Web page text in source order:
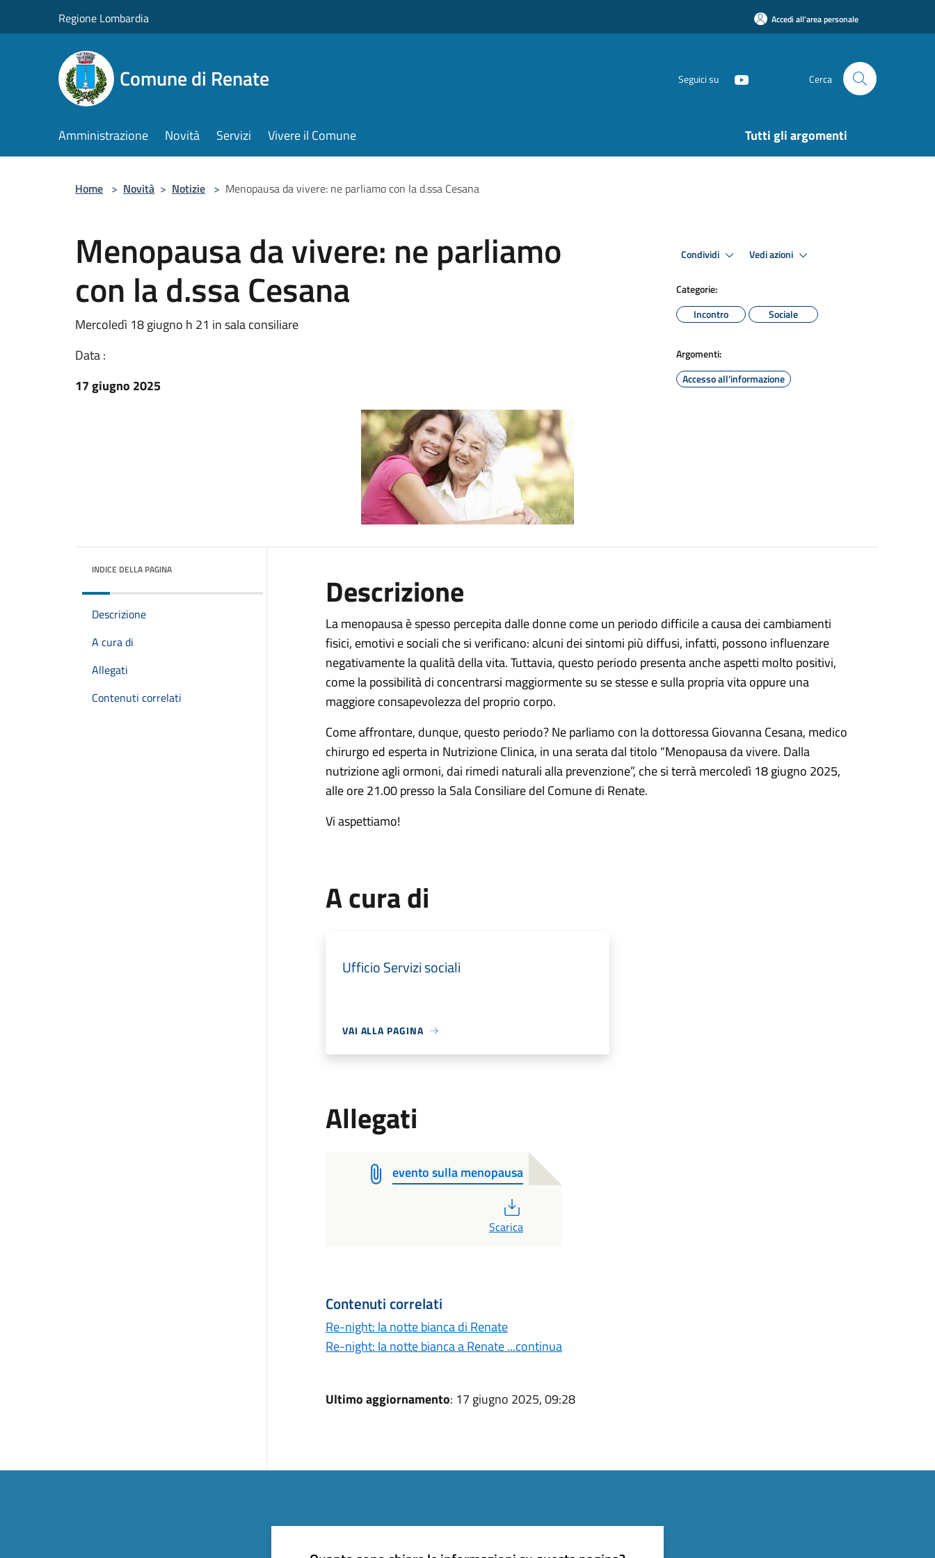
Regione Lombardia Accedi all'area personale
Comune di Renate Seguici su Cerca
Amministrazione Novità Servizi Vivere il Comune Tutti gli argomenti
Home > Novità > Notizie > Menopausa da vivere: ne parliamo con la d.ssa Cesana
Menopausa da vivere: ne parliamo
con la d.ssa Cesana
Mercoledì 18 giugno h 21 in sala consiliare
Data :
17 giugno 2025
Condividi Vedi azioni
Categorie:
Incontro
Sociale
Argomenti:
Accesso all'informazione
INDICE DELLA PAGINA
Descrizione
A cura di
Allegati
Contenuti correlati
Descrizione
La menopausa è spesso percepita dalle donne come un periodo difficile a causa dei cambiamenti
fisici, emotivi e sociali che si verificano: alcuni dei sintomi più diffusi, infatti, possono influenzare
negativamente la qualità della vita. Tuttavia, questo periodo presenta anche aspetti molto positivi,
come la possibilità di concentrarsi maggiormente su se stesse e sulla propria vita oppure una
maggiore consapevolezza del proprio corpo.
Come affrontare, dunque, questo periodo? Ne parliamo con la dottoressa Giovanna Cesana, medico
chirurgo ed esperta in Nutrizione Clinica, in una serata dal titolo “Menopausa da vivere. Dalla
nutrizione agli ormoni, dai rimedi naturali alla prevenzione”, che si terrà mercoledì 18 giugno 2025,
alle ore 21.00 presso la Sala Consiliare del Comune di Renate.
Vi aspettiamo!
A cura di
Ufficio Servizi sociali
VAI ALLA PAGINA
Allegati
evento sulla menopausa
Scarica
Contenuti correlati
Re-night: la notte bianca di Renate
Re-night: la notte bianca a Renate ...continua
Ultimo aggiornamento: 17 giugno 2025, 09:28